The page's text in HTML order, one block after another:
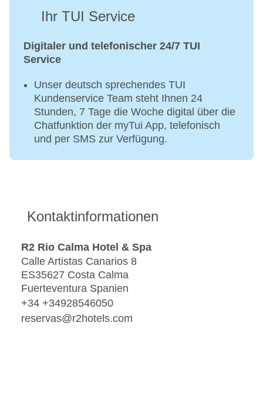
Ihr TUI Service
Digitaler und telefonischer 24/7 TUI
Service
Unser deutsch sprechendes TUI
Kundenservice Team steht Ihnen 24
Stunden, 7 Tage die Woche digital über die
Chatfunktion der myTui App, telefonisch
und per SMS zur Verfügung.
Kontaktinformationen
R2 Rio Calma Hotel & Spa
Calle Artistas Canarios 8
ES35627 Costa Calma
Fuerteventura Spanien
+34 +34928546050
reservas@r2hotels.com